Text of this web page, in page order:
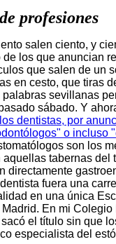
profesiones
salen ciento, y
de los que anuncian
que salen de un
en cesto, que tiras
sevillanas
sábado. Y
dentistas, por
o incluso
son los
aquellas tabernas
directamente
fuera una
en una única
En mi
el título sin que
especialista del